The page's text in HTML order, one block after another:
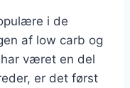
i de
af low carb og
været en del
er det først